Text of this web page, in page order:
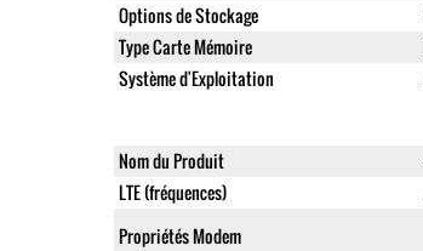
Options de Stockage
Type Carte Mémoire
Système d'Exploitation
Nom du Produit
LTE (fréquences)
Propriétés Modem